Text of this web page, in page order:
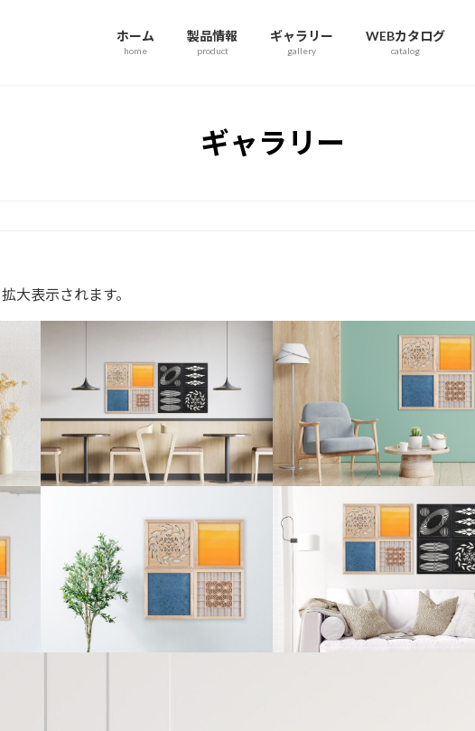
ホーム
home
製品情報
product
ギャラリー
gallery
WEBカタログ
catalog
ギャラリー
大表示されます。